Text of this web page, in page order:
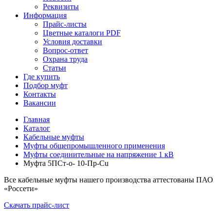
Реквизиты
Информация
Прайс-листы
Цветные каталоги PDF
Условия доставки
Вопрос-ответ
Охрана труда
Статьи
Где купить
Подбор муфт
Контакты
Вакансии
Главная
Каталог
Кабельные муфты
Муфты общепромышленного применения
Муфты соединительные на напряжение 1 кВ
Муфта 5ПСт-о- 10-Пр-Cu
Все кабельные муфты нашего производства аттестованы ПАО
«Россети»
Скачать прайс-лист